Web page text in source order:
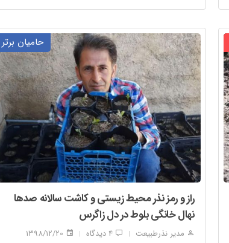
حامیان برتر
راز و رمز نذر محیط زیستی و کاشت سالانه صدها
نهال خانگی بلوط در دل زاگرس
مدیر نذرطبیعت |
|